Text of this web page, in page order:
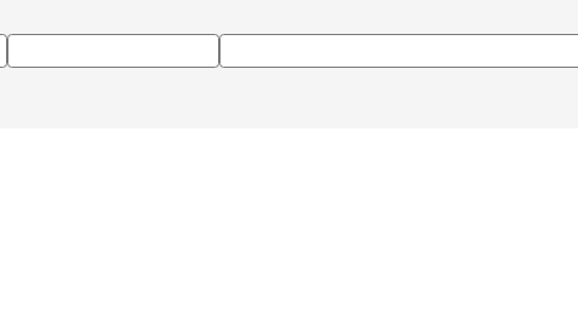
#福岡ソフトバンクホークス #東京ヤクルトスワローズベースボールアカデミー